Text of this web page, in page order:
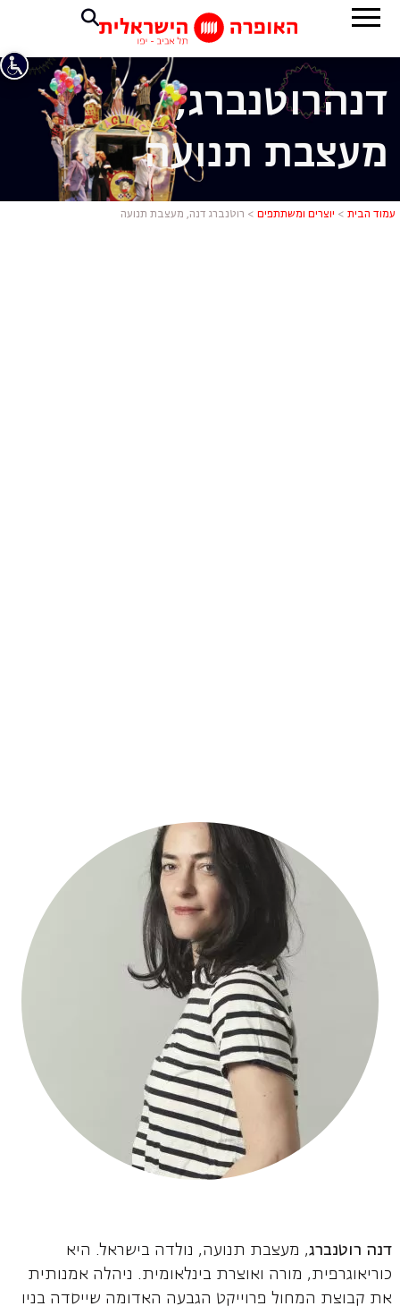
רוטנברג
דנהרוטנברג,
מעצבת תנועה
עמוד הבית > יוצרים ומשתתפים > רוטנברג דנה, מעצבת תנועה
דנה רוטנברג, מעצבת תנועה, נולדה בישראל. היא
כוריאוגרפית, מורה ואוצרת בינלאומית. ניהלה אמנותית
את קבוצת המחול פרוייקט הגבעה האדומה שייסדה בניו